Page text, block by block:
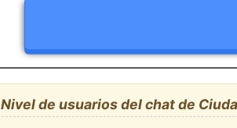
Nivel de usuarios del chat de